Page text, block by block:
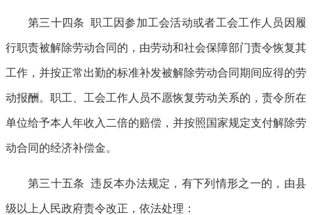
第三十四条 职工因参加工会活动或者工会工作人员因履
行职责被解除劳动合同的，由劳动和社会保障部门责令恢复其
工作，并按正常出勤的标准补发被解除劳动合同期间应得的劳
动报酬。职工、工会工作人员不愿恢复劳动关系的，责令所在
单位给予本人年收入二倍的赔偿，并按照国家规定支付解除劳
动合同的经济补偿金。
第三十五条 违反本办法规定，有下列情形之一的，由县
级以上人民政府责令改正，依法处理：